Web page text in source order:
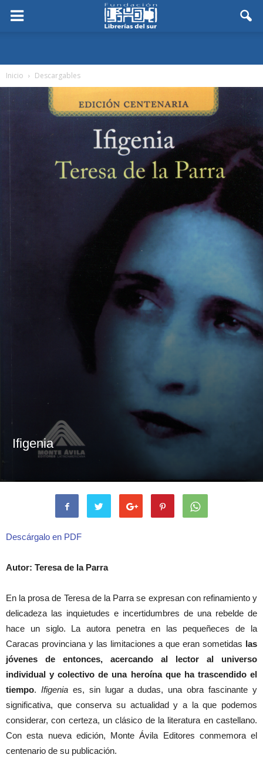
Inicio Descargables
Ifigenia
Descárgalo en PDF
Autor: Teresa de la Parra
En la prosa de Teresa de la Parra se expresan con refinamiento y
delicadeza las inquietudes e incertidumbres de una rebelde de
hace un siglo. La autora penetra en las pequeñeces de la
Caracas provinciana y las limitaciones a que eran sometidas las
jóvenes de entonces, acercando al lector al universo
individual y colectivo de una heroína que ha trascendido el
tiempo. Ifigeniaes, sin lugar a dudas, una obra fascinante y
significativa, que conserva su actualidad y a la que podemos
considerar, con certeza, un clásico de la literatura en castellano.
Con esta nueva edición, Monte Ávila Editores conmemora el
centenario de su publicación.